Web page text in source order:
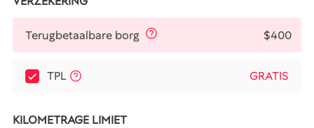
Terugbetaalbare borg $400
TPL GRATIS
KILOMETRAGE LIMIET